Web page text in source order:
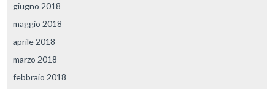
giugno 2018
maggio 2018
aprile 2018
marzo 2018
febbraio 2018